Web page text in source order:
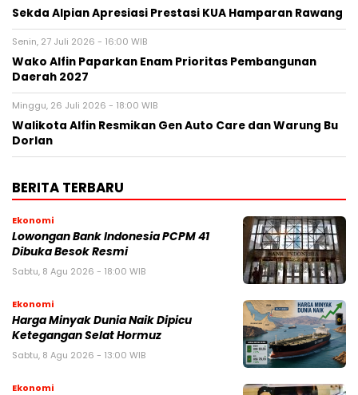
Sekda Alpian Apresiasi Prestasi KUA Hamparan Rawang
Senin, 27 Juli 2026 - 16:00 WIB
Wako Alfin Paparkan Enam Prioritas Pembangunan
Daerah 2027
Minggu, 26 Juli 2026 - 18:00 WIB
Walikota Alfin Resmikan Gen Auto Care dan Warung Bu
Dorlan
BERITA TERBARU
Ekonomi
Lowongan Bank Indonesia PCPM 41
Dibuka Besok Resmi
Sabtu, 8 Agu 2026 - 18:00 WIB
Ekonomi
Harga Minyak Dunia Naik Dipicu
Ketegangan Selat Hormuz
Sabtu, 8 Agu 2026 - 13:00 WIB
Ekonomi